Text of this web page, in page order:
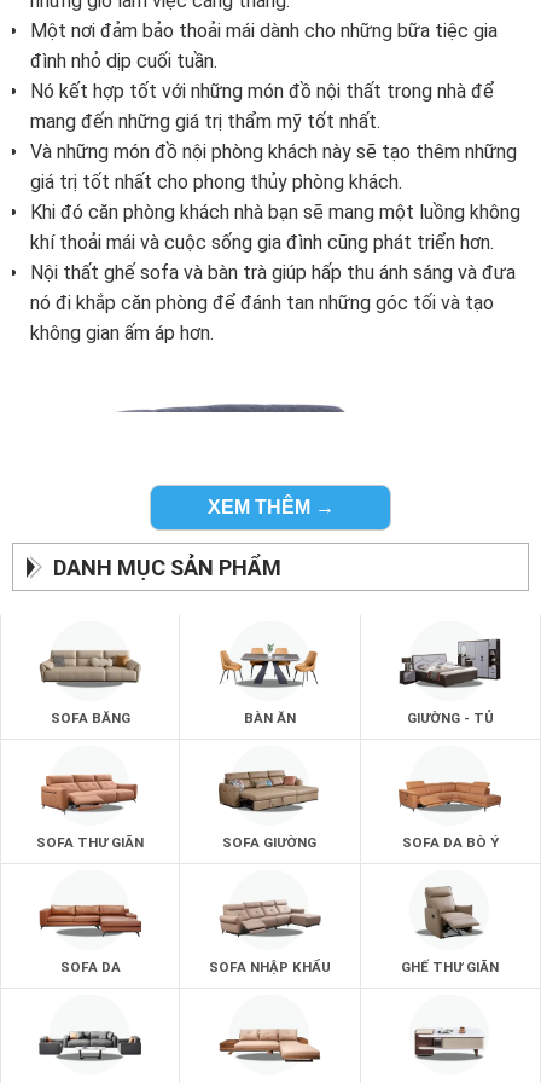
Một nơi đảm bảo thoải mái dành cho những bữa tiệc gia
đình nhỏ dịp cuối tuần.
Nó kết hợp tốt với những món đồ nội thất trong nhà để
mang đến những giá trị thẩm mỹ tốt nhất.
Và những món đồ nội phòng khách này sẽ tạo thêm những
giá trị tốt nhất cho phong thủy phòng khách.
Khi đó căn phòng khách nhà bạn sẽ mang một luồng không
khí thoải mái và cuộc sống gia đình cũng phát triển hơn.
Nội thất ghế sofa và bàn trà giúp hấp thu ánh sáng và đưa
nó đi khắp căn phòng để đánh tan những góc tối và tạo
không gian ấm áp hơn.
Mua nội thất gia đình ở đâu ?
zSofa chính là doanh nghiệp sẽ trả lời cho câu hỏi đó của
phòng khách tốt nhất.
Là doanh nghiệp có nhiều năm kinh nghiệm trong lĩnh vực
XEM THÊM →
DANH MỤC SẢN PHẨM
SOFA BĂNG BÀN ĂN GIƯỜNG - TỦ
SOFA THƯ GIÃN SOFA GIƯỜNG SOFA DA BÒ Ý
SOFA DA SOFA NHẬP KHẨU GHẾ THƯ GIÃN